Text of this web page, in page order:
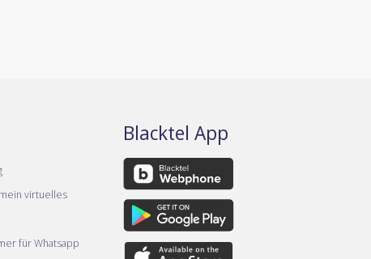
virtuelles
für Whatsapp
Blacktel App